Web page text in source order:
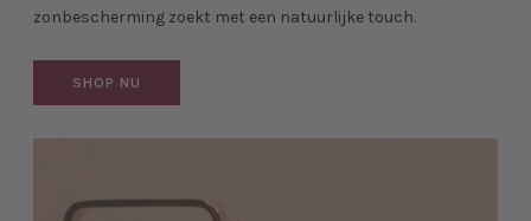
zonbescherming zoekt met een natuurlijke touch.
SHOP NU